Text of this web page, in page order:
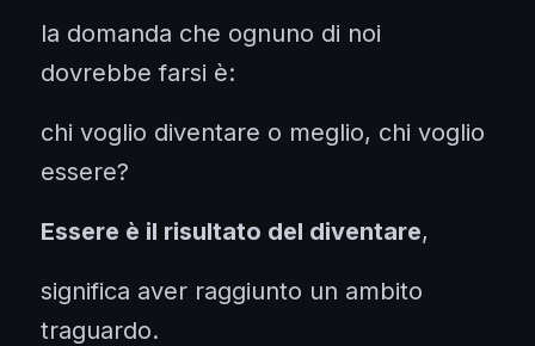
la domanda che ognuno di noi
dovrebbe farsi è:
chi voglio diventare o meglio, chi voglio
essere?
Essere è il risultato del diventare,
significa aver raggiunto un ambito
traguardo.